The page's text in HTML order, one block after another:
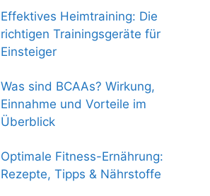
Effektives Heimtraining: Die
richtigen Trainingsgeräte für
Einsteiger
Was sind BCAAs? Wirkung,
Einnahme und Vorteile im
Überblick
Optimale Fitness-Ernährung:
Rezepte, Tipps & Nährstoffe